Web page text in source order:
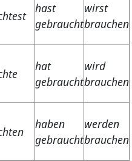
hast
gebraucht
wirst
brauchen
hat
gebraucht
wird
brauchen
haben
gebraucht
werden
brauchen